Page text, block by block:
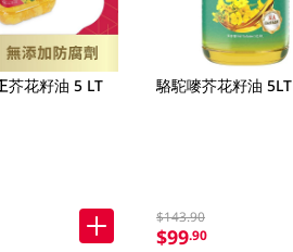
芥花籽油 5 LT 駱駝嘜芥花籽油 5LT
$143.90
$99.90